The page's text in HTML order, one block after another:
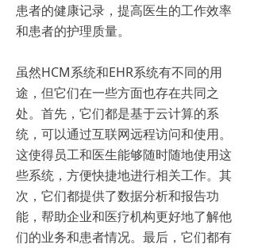
患者的健康记录，提高医生的工作效率
和患者的护理质量。
虽然HCM系统和EHR系统有不同的用
途，但它们在一些方面也存在共同之
处。首先，它们都是基于云计算的系
统，可以通过互联网远程访问和使用。
这使得员工和医生能够随时随地使用这
些系统，方便快捷地进行相关工作。其
次，它们都提供了数据分析和报告功
能，帮助企业和医疗机构更好地了解他
们的业务和患者情况。最后，它们都有